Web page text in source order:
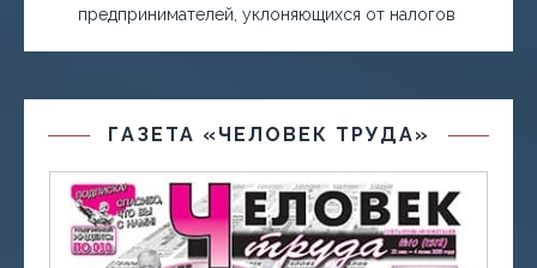
предпринимателей, уклоняющихся от налогов
ГАЗЕТА «ЧЕЛОВЕК ТРУДА»